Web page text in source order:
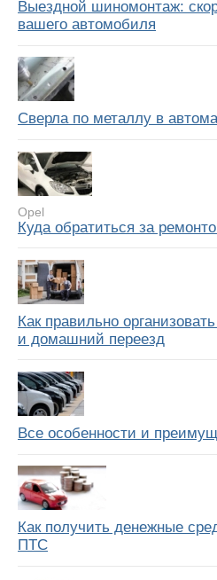
Выездной шиномонтаж:
вашего автомобиля
Сверла по металлу в
Opel
Куда обратиться за
Как правильно
и домашний переезд
Все особенности и
Как получить денежные
ПТС